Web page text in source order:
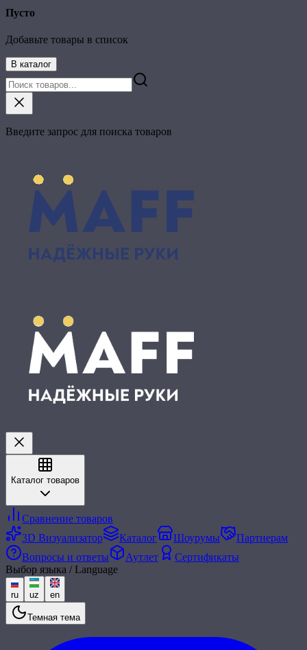
Пусто
Добавьте товары в список
В каталог
Введите запрос для поиска товаров
Каталог товаров
Сравнение товаров
3D Визуализатор
Каталог Шоурумы
Партнерам
Вопросы и ответы
Аутлет
Сертификаты
Выбор языка / Language
ru uz en
Темная тема